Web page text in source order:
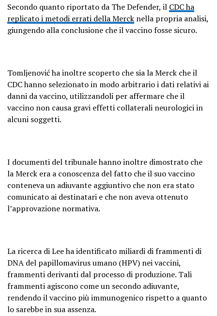
Secondo quanto riportato da The Defender, il CDC ha
replicato i metodi errati della Merck nella propria analisi,
giungendo alla conclusione che il vaccino fosse sicuro.
Tomljenović ha inoltre scoperto che sia la Merck che il
CDC hanno selezionato in modo arbitrario i dati relativi ai
danni da vaccino, utilizzandoli per affermare che il
vaccino non causa gravi effetti collaterali neurologici in
alcuni soggetti.
I documenti del tribunale hanno inoltre dimostrato che
la Merck era a conoscenza del fatto che il suo vaccino
conteneva un adiuvante aggiuntivo che non era stato
comunicato ai destinatari e che non aveva ottenuto
l’approvazione normativa.
La ricerca di Lee ha identificato miliardi di frammenti di
DNA del papillomavirus umano (HPV) nei vaccini,
frammenti derivanti dal processo di produzione. Tali
frammenti agiscono come un secondo adiuvante,
rendendo il vaccino più immunogenico rispetto a quanto
lo sarebbe in sua assenza.